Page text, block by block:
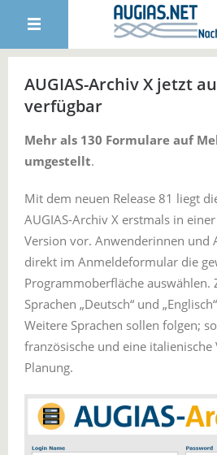
AUGIAS-Archiv X jetzt
verfügbar
Mehr als 130 Formulare auf
umgestellt.
Mit dem neuen Release 81 liegt
AUGIAS-Archiv X erstmals in
Version vor. Anwenderinnen und
direkt im Anmeldeformular die
Programmoberfläche auswählen.
Sprachen „Deutsch“ und
Weitere Sprachen sollen folgen;
französische und eine italienische
Planung.